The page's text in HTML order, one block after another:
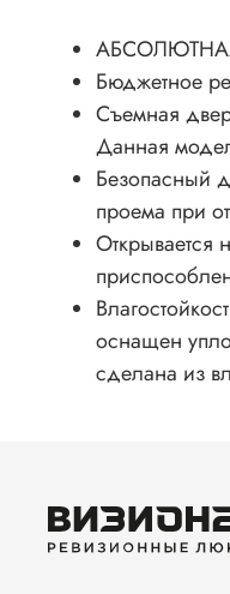
АБСОЛЮТНАЯ
Бюджетное
Съемная
Данная
Безопасный
проема при
Открывается
оснащен
сделана из